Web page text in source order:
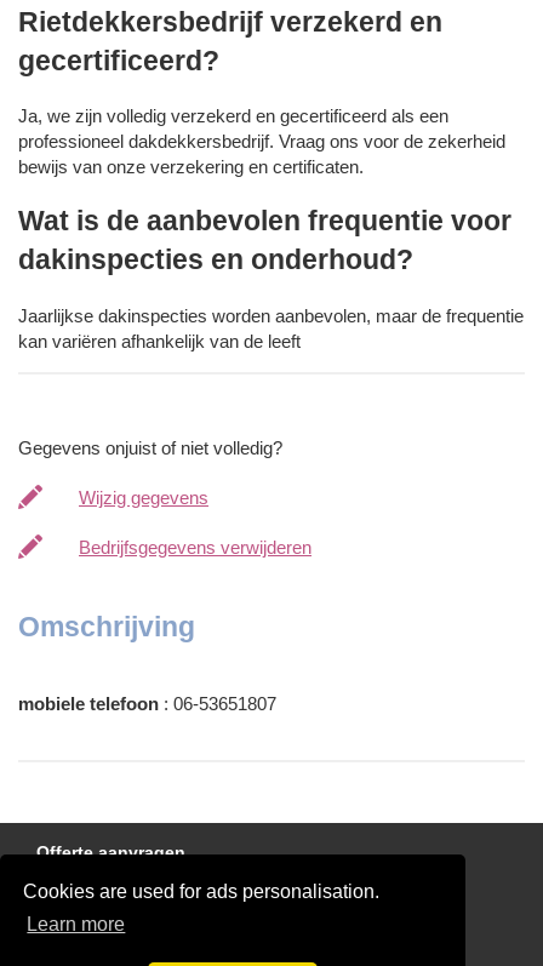
Cookies are used for ads personalisation.
Learn more
Rietdekkersbedrijf verzekerd en
gecertificeerd?
Ja, we zijn volledig verzekerd en gecertificeerd als een
professioneel dakdekkersbedrijf. Vraag ons voor de zekerheid
bewijs van onze verzekering en certificaten.
Wat is de aanbevolen frequentie voor
dakinspecties en onderhoud?
Jaarlijkse dakinspecties worden aanbevolen, maar de frequentie
kan variëren afhankelijk van de leeft
Gegevens onjuist of niet volledig?
Wijzig gegevens
Bedrijfsgegevens verwijderen
Omschrijving
mobiele telefoon : 06-53651807
Offerte aanvragen
Kozijnen gezocht?
Disclaimer